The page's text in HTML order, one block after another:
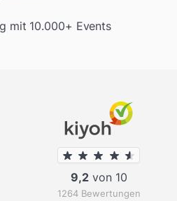
mit 10.000+ Events
9,2von 10
1264 Bewertungen